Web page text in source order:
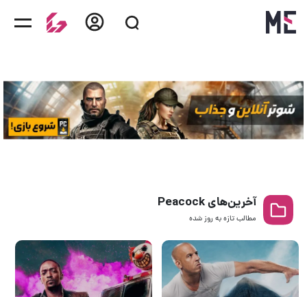
آخرین‌های Peacock
مطالب تازه به روز‌ شده